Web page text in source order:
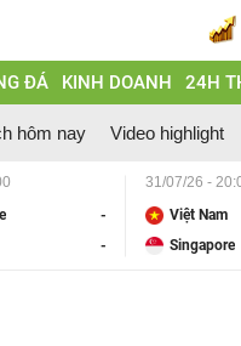
ĐÁ KINH DOANH 24H
hôm nay Video highlight
-
-
31/07/26 -
Việt Nam
Singapore